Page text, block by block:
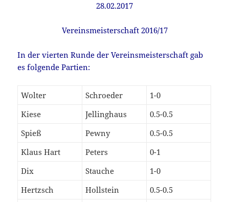
28.02.2017
Vereinsmeisterschaft 2016/17
In der vierten Runde der Vereinsmeisterschaft gab
es folgende Partien:
Wolter Schroeder
1-0
Kiese
Jellinghaus
0.5-0.5
Spieß
Pewny
0.5-0.5
Klaus Hart
Peters
0-1
Dix
Stauche
1-0
Hertzsch
Hollstein
0.5-0.5